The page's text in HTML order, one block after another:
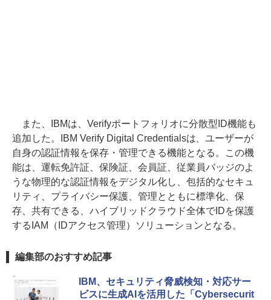
また、IBMは、Verifyポートフォリオに分散型ID機能も
追加した。IBM Verify Digital Credentialsは、ユーザーが
自身の認証情報を保存・管理できる機能となる。この機
能は、運転免許証、保険証、会員証、従業員バッジのよ
うな物理的な認証情報をデジタル化し、包括的なセキュ
リティ、プライバシー保護、管理とともに標準化、保
存、共有できる、ハイブリッドクラウド全体でIDを保護
するIAM（IDアクセス管理）ソリューションとなる。
編集部のおすすめ記事
IBM、セキュリティ脅威検知・対応サー
ビスに生成AIを活用した「Cybersecurit